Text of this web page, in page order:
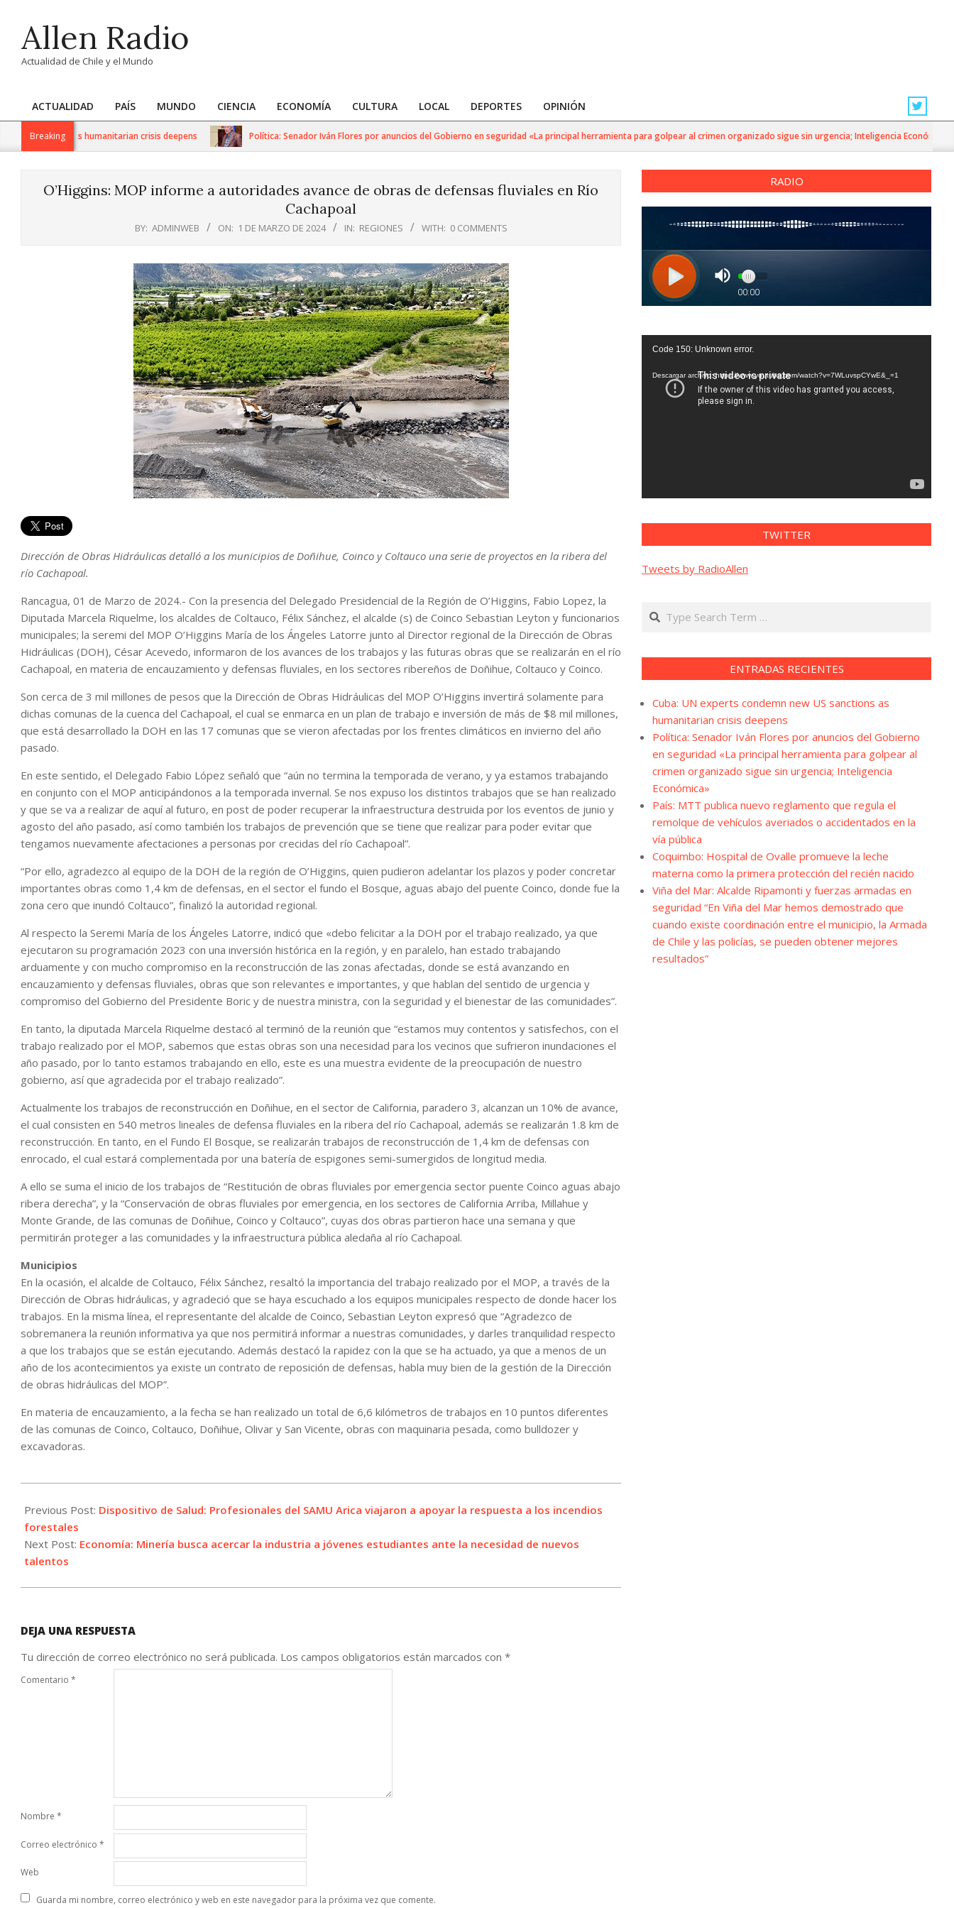
contentAllen Radio
Actualidad de Chile y el Mundo
Primary
Navigation
ACTUALIDAD PAÍS MUNDO CIENCIA ECONOMÍA CULTURA LOCAL DEPORTES OPINIÓN
Breaking
sanctions as humanitarian crisis deepens Política: Senador Iván Flores por anuncios del Gobierno en seguridad «La principal herramienta para golpear al crimen organizado sigue sin urgencia; Inteligencia Económica»
O’Higgins: MOP informe a autoridades avance de obras de defensas fluviales en Río
Cachapoal
BY: ADMINWEB ON: 1 DE MARZO DE 2024 IN: REGIONES WITH: 0 COMMENTS
Dirección de Obras Hidráulicas detalló a los municipios de Doñihue, Coinco y Coltauco una serie de proyectos en la ribera del
río Cachapoal.
Rancagua, 01 de Marzo de 2024.- Con la presencia del Delegado Presidencial de la Región de O’Higgins, Fabio Lopez, la
Diputada Marcela Riquelme, los alcaldes de Coltauco, Félix Sánchez, el alcalde (s) de Coinco Sebastian Leyton y funcionarios
municipales; la seremi del MOP O’Higgins María de los Ángeles Latorre junto al Director regional de la Dirección de Obras
Hidráulicas (DOH), César Acevedo, informaron de los avances de los trabajos y las futuras obras que se realizarán en el río
Cachapoal, en materia de encauzamiento y defensas fluviales, en los sectores ribereños de Doñihue, Coltauco y Coinco.
Son cerca de 3 mil millones de pesos que la Dirección de Obras Hidráulicas del MOP O’Higgins invertirá solamente para
dichas comunas de la cuenca del Cachapoal, el cual se enmarca en un plan de trabajo e inversión de más de $8 mil millones,
que está desarrollado la DOH en las 17 comunas que se vieron afectadas por los frentes climáticos en invierno del año
pasado.
En este sentido, el Delegado Fabio López señaló que “aún no termina la temporada de verano, y ya estamos trabajando
en conjunto con el MOP anticipándonos a la temporada invernal. Se nos expuso los distintos trabajos que se han realizado
y que se va a realizar de aquí al futuro, en post de poder recuperar la infraestructura destruida por los eventos de junio y
agosto del año pasado, así como también los trabajos de prevención que se tiene que realizar para poder evitar que
tengamos nuevamente afectaciones a personas por crecidas del río Cachapoal”.
“Por ello, agradezco al equipo de la DOH de la región de O’Higgins, quien pudieron adelantar los plazos y poder concretar
importantes obras como 1,4 km de defensas, en el sector el fundo el Bosque, aguas abajo del puente Coinco, donde fue la
zona cero que inundó Coltauco”, finalizó la autoridad regional.
Al respecto la Seremi María de los Ángeles Latorre, indicó que «debo felicitar a la DOH por el trabajo realizado, ya que
ejecutaron su programación 2023 con una inversión histórica en la región, y en paralelo, han estado trabajando
arduamente y con mucho compromiso en la reconstrucción de las zonas afectadas, donde se está avanzando en
encauzamiento y defensas fluviales, obras que son relevantes e importantes, y que hablan del sentido de urgencia y
compromiso del Gobierno del Presidente Boric y de nuestra ministra, con la seguridad y el bienestar de las comunidades”.
En tanto, la diputada Marcela Riquelme destacó al terminó de la reunión que “estamos muy contentos y satisfechos, con el
trabajo realizado por el MOP, sabemos que estas obras son una necesidad para los vecinos que sufrieron inundaciones el
año pasado, por lo tanto estamos trabajando en ello, este es una muestra evidente de la preocupación de nuestro
gobierno, así que agradecida por el trabajo realizado”.
Actualmente los trabajos de reconstrucción en Doñihue, en el sector de California, paradero 3, alcanzan un 10% de avance,
el cual consisten en 540 metros lineales de defensa fluviales en la ribera del río Cachapoal, además se realizarán 1.8 km de
reconstrucción. En tanto, en el Fundo El Bosque, se realizarán trabajos de reconstrucción de 1,4 km de defensas con
enrocado, el cual estará complementada por una batería de espigones semi-sumergidos de longitud media.
A ello se suma el inicio de los trabajos de “Restitución de obras fluviales por emergencia sector puente Coinco aguas abajo
ribera derecha”, y la “Conservación de obras fluviales por emergencia, en los sectores de California Arriba, Millahue y
Monte Grande, de las comunas de Doñihue, Coinco y Coltauco”, cuyas dos obras partieron hace una semana y que
permitirán proteger a las comunidades y la infraestructura pública aledaña al río Cachapoal.
Municipios
En la ocasión, el alcalde de Coltauco, Félix Sánchez, resaltó la importancia del trabajo realizado por el MOP, a través de la
Dirección de Obras hidráulicas, y agradeció que se haya escuchado a los equipos municipales respecto de donde hacer los
trabajos. En la misma línea, el representante del alcalde de Coinco, Sebastian Leyton expresó que “Agradezco de
sobremanera la reunión informativa ya que nos permitirá informar a nuestras comunidades, y darles tranquilidad respecto
a que los trabajos que se están ejecutando. Además destacó la rapidez con la que se ha actuado, ya que a menos de un
año de los acontecimientos ya existe un contrato de reposición de defensas, habla muy bien de la gestión de la Dirección
de obras hidráulicas del MOP”.
En materia de encauzamiento, a la fecha se han realizado un total de 6,6 kilómetros de trabajos en 10 puntos diferentes
de las comunas de Coinco, Coltauco, Doñihue, Olivar y San Vicente, obras con maquinaria pesada, como bulldozer y
excavadoras.
03-
01
Previous Post: Dispositivo de Salud: Profesionales del SAMU Arica viajaron a apoyar la respuesta a los incendios
forestales
Next Post: Economía: Minería busca acercar la industria a jóvenes estudiantes ante la necesidad de nuevos
talentos
DEJA UNA RESPUESTA
Tu dirección de correo electrónico no será publicada. Los campos obligatorios están marcados con *
Comentario *
Nombre *
Correo electrónico *
Web
Guarda mi nombre, correo electrónico y web en este navegador para la próxima vez que comente.
RADIO
Reproductor
vídeo
Code 150: Unknown error.
Descargar archivo: https://www.youtube.com/watch?v=7WLuvspCYwE&_=1
TWITTER
Tweets by RadioAllen
Search
ENTRADAS RECIENTES
Cuba: UN experts condemn new US sanctions as
humanitarian crisis deepens
Política: Senador Iván Flores por anuncios del Gobierno
en seguridad «La principal herramienta para golpear al
crimen organizado sigue sin urgencia; Inteligencia
Económica»
País: MTT publica nuevo reglamento que regula el
remolque de vehículos averiados o accidentados en la
vía pública
Coquimbo: Hospital de Ovalle promueve la leche
materna como la primera protección del recién nacido
Viña del Mar: Alcalde Ripamonti y fuerzas armadas en
seguridad “En Viña del Mar hemos demostrado que
cuando existe coordinación entre el municipio, la Armada
de Chile y las policías, se pueden obtener mejores
resultados”